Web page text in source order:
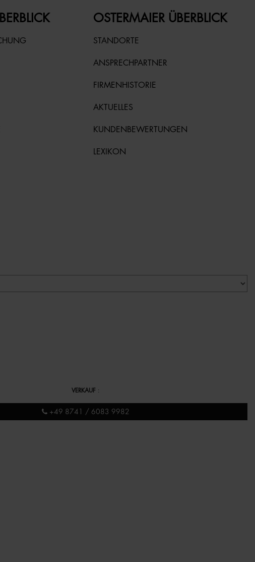
OSTERMAIER ÜBERBLICK
STANDORTE
ANSPRECHPARTNER
FIRMENHISTORIE
AKTUELLES
KUNDENBEWERTUNGEN
LEXIKON
VERKAUF :
+49 8741 / 6083 9982